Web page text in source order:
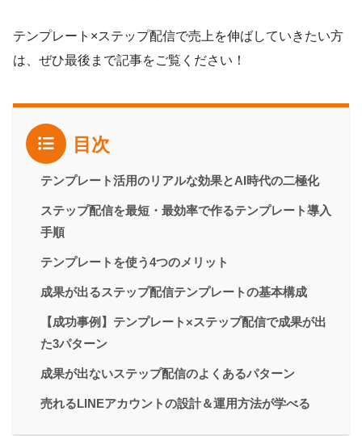
テンプレート×ステップ配信で売上を伸ばしていきたい方
は、ぜひ最後まで記事をご覧ください！
目次
テンプレート活用のリアルな効果とAI時代の二極化
ステップ配信を最短・最効率で作るテンプレート導入
手順
テンプレートを使う4つのメリット
成果が出るステップ配信テンプレートの基本構成
【成功事例】テンプレート×ステップ配信で成果が出
た3パターン
成果が出ないステップ配信のよくあるパターン
売れるLINEアカウントの設計＆運用方法が学べる